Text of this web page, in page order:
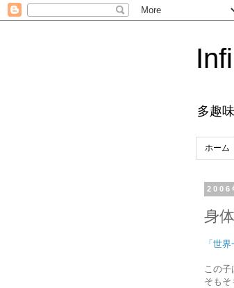
多趣
ホーム
2006
身
「世
この子
そも